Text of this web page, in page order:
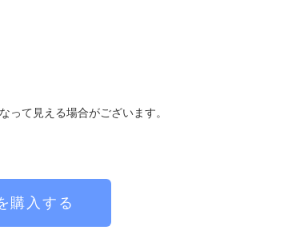
て見える場合がございます。
購入する